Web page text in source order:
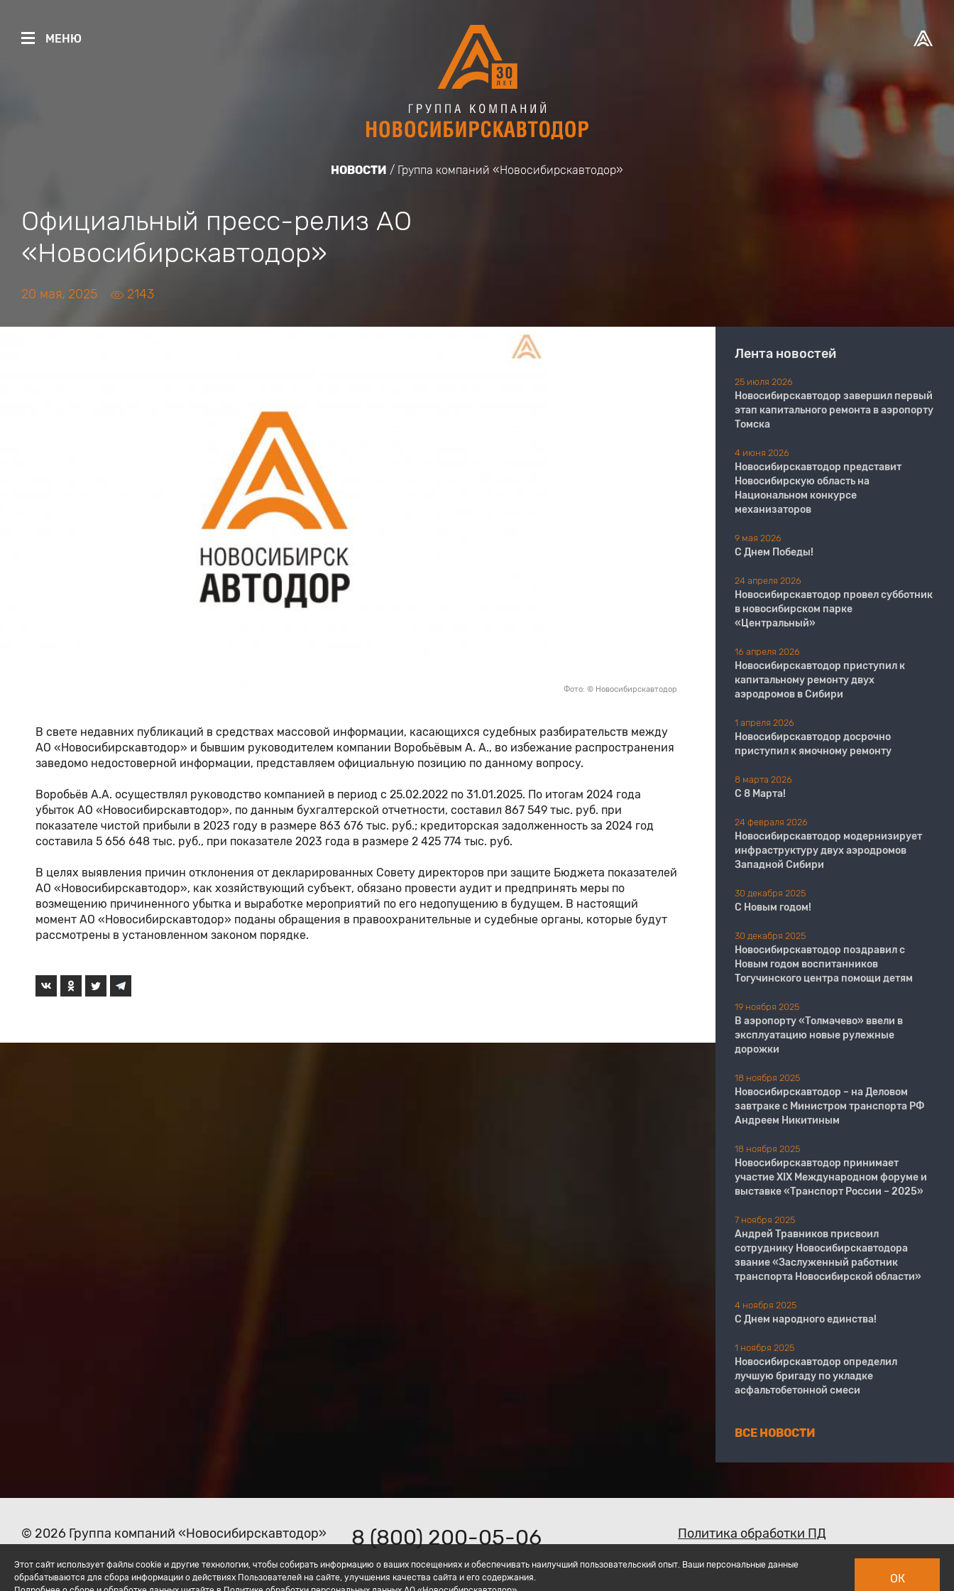
МЕНЮ
НОВОСТИ Группа компаний «Новосибирскавтодор»
Официальный пресс-релиз АО
«Новосибирскавтодор»
20 мая, 2025 2143
Фото: © Новосибирскавтодор
В свете недавних публикаций в средствах массовой информации, касающихся судебных разбирательств между
АО «Новосибирскавтодор» и бывшим руководителем компании Воробьёвым А. А., во избежание распространения
заведомо недостоверной информации, представляем официальную позицию по данному вопросу.
Воробьёв А.А. осуществлял руководство компанией в период с 25.02.2022 по 31.01.2025. По итогам 2024 года
убыток АО «Новосибирскавтодор», по данным бухгалтерской отчетности, составил 867 549 тыс. руб. при
показателе чистой прибыли в 2023 году в размере 863 676 тыс. руб.; кредиторская задолженность за 2024 год
составила 5 656 648 тыс. руб., при показателе 2023 года в размере 2 425 774 тыс. руб.
В целях выявления причин отклонения от декларированных Совету директоров при защите Бюджета показателей
АО «Новосибирскавтодор», как хозяйствующий субъект, обязано провести аудит и предпринять меры по
возмещению причиненного убытка и выработке мероприятий по его недопущению в будущем. В настоящий
момент АО «Новосибирскавтодор» поданы обращения в правоохранительные и судебные органы, которые будут
рассмотрены в установленном законом порядке.
Лента новостей
25 июля 2026
Новосибирскавтодор завершил первый
этап капитального ремонта в аэропорту
Томска
4 июня 2026
Новосибирскавтодор представит
Новосибирскую область на
Национальном конкурсе
механизаторов
9 мая 2026
С Днем Победы!
24 апреля 2026
Новосибирскавтодор провел субботник
в новосибирском парке
«Центральный»
16 апреля 2026
Новосибирскавтодор приступил к
капитальному ремонту двух
аэродромов в Сибири
1 апреля 2026
Новосибирскавтодор досрочно
приступил к ямочному ремонту
8 марта 2026
С 8 Марта!
24 февраля 2026
Новосибирскавтодор модернизирует
инфраструктуру двух аэродромов
Западной Сибири
30 декабря 2025
С Новым годом!
30 декабря 2025
Новосибирскавтодор поздравил с
Новым годом воспитанников
Тогучинского центра помощи детям
19 ноября 2025
В аэропорту «Толмачево» ввели в
эксплуатацию новые рулежные
дорожки
18 ноября 2025
Новосибирскавтодор – на Деловом
завтраке с Министром транспорта РФ
Андреем Никитиным
18 ноября 2025
Новосибирскавтодор принимает
участие XIX Международном форуме и
выставке «Транспорт России – 2025»
7 ноября 2025
Андрей Травников присвоил
сотруднику Новосибирскавтодора
звание «Заслуженный работник
транспорта Новосибирской области»
4 ноября 2025
С Днем народного единства!
1 ноября 2025
Новосибирскавтодор определил
лучшую бригаду по укладке
асфальтобетонной смеси
ВСЕ НОВОСТИ
© 2026 Группа компаний «Новосибирскавтодор» 8 (800) 200-05-06 Политика обработки ПД
Вход для сотрудников
Этот сайт использует файлы cookie и другие технологии, чтобы собирать информацию о ваших посещениях и обеспечивать наилучший пользовательский опыт. Ваши персональные данные
обрабатываются для сбора информации о действиях Пользователей на сайте, улучшения качества сайта и его содержания.
ОК